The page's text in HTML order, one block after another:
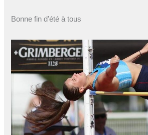
Bonne fin d’été à tous